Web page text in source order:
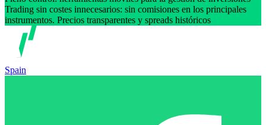
Trading sin costes innecesarios: sin comisiones en los principales
instrumentos. Precios transparentes y spreads históricos
Spain